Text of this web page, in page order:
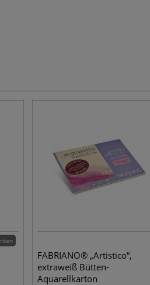
FABRIANO® „Artistico“,
extraweiß Bütten-
Aquarellkarton